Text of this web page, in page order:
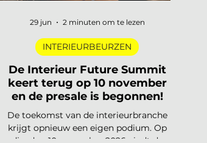
De Interieur Future Summit
keert terug op 10 november
en de presale is begonnen!
De toekomst van de interieurbranche
krijgt opnieuw een eigen podium. Op
dinsdag 10 november 2026 vindt de
INTERIEURBEURZEN
29 jun 2 minuten om te lezen